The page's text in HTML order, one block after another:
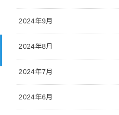
2024年9月
2024年8月
2024年7月
2024年6月